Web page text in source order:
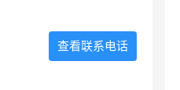
查看联系电话